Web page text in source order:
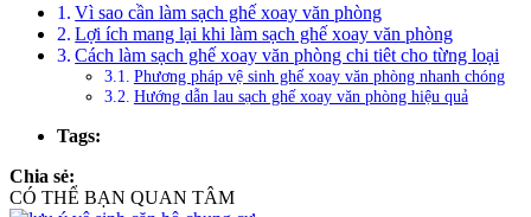
Vì sao cần làm sạch ghế xoay văn phòng
Lợi ích mang lại khi làm sạch ghế xoay văn phòng
Cách làm sạch ghế xoay văn phòng chi tiêt cho từng loại
Phương pháp vệ sinh ghế xoay văn phòng nhanh chóng
Hướng dẫn lau sạch ghế xoay văn phòng hiệu quả
Tags:
Chia sẻ:
CÓ THỂ BẠN QUAN TÂM